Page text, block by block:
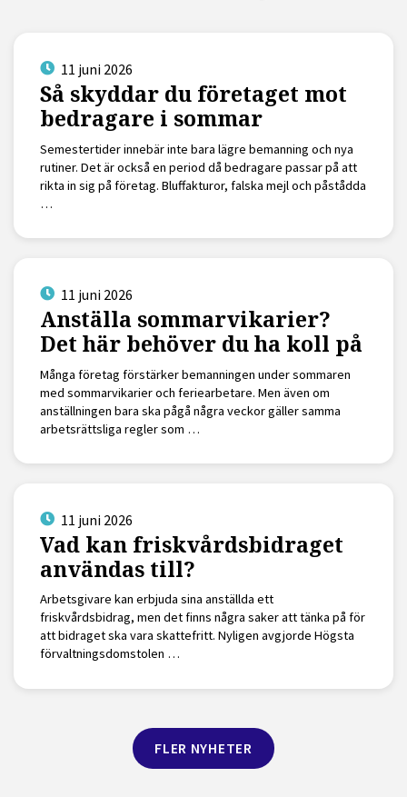
11 juni 2026
Så skyddar du företaget mot
bedragare i sommar
Semestertider innebär inte bara lägre bemanning och nya
rutiner. Det är också en period då bedragare passar på att
rikta in sig på företag. Bluffakturor, falska mejl och påstådda
…
11 juni 2026
Anställa sommarvikarier?
Det här behöver du ha koll på
Många företag förstärker bemanningen under sommaren
med sommarvikarier och feriearbetare. Men även om
anställningen bara ska pågå några veckor gäller samma
arbetsrättsliga regler som …
11 juni 2026
Vad kan friskvårdsbidraget
användas till?
Arbetsgivare kan erbjuda sina anställda ett
friskvårdsbidrag, men det finns några saker att tänka på för
att bidraget ska vara skattefritt. Nyligen avgjorde Högsta
förvaltningsdomstolen …
FLER NYHETER